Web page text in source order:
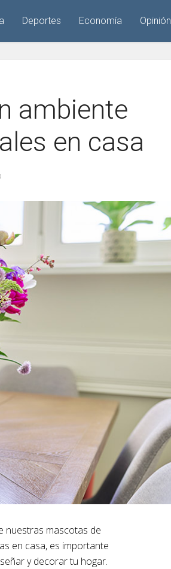
Deportes Economía Opinión
ambiente
en casa
nuestras mascotas de
en casa, es importante
y decorar tu hogar.